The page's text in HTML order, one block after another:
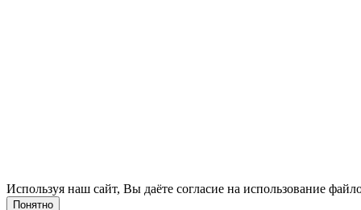
Используя наш сайт, Вы даёте согласие на использование
Понятно